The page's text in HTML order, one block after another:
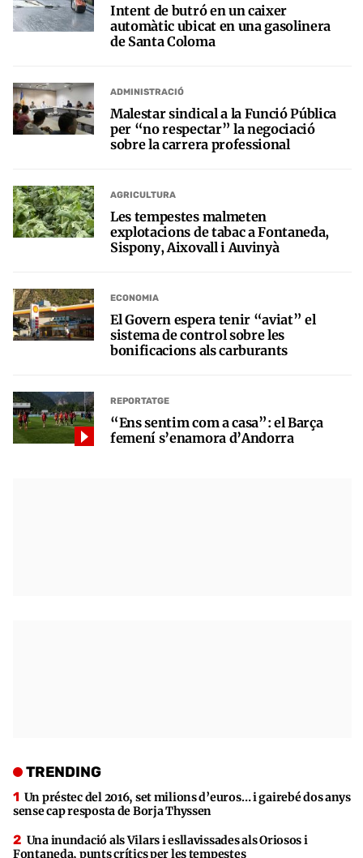
Intent de butró en un caixer
automàtic ubicat en una gasolinera
de Santa Coloma
ADMINISTRACIÓ
Malestar sindical a la Funció Pública
per “no respectar” la negociació
sobre la carrera professional
AGRICULTURA
Les tempestes malmeten
explotacions de tabac a Fontaneda,
Sispony, Aixovall i Auvinyà
ECONOMIA
El Govern espera tenir “aviat” el
sistema de control sobre les
bonificacions als carburants
REPORTATGE
“Ens sentim com a casa”: el Barça
femení s’enamora d’Andorra
TRENDING
Un préstec del 2016, set milions d’euros… i gairebé dos anys
sense cap resposta de Borja Thyssen
Una inundació als Vilars i esllavissades als Oriosos i
Fontaneda, punts crítics per les tempestes